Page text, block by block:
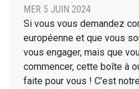
MER 5 JUIN 2024
Si vous vous demandez
européenne et que vous
vous engager, mais que
commencer, cette boîte à
faite pour vous ! C’est